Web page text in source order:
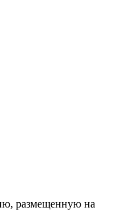
размещенную на